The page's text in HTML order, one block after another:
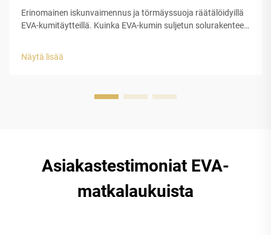
Erinomainen iskunvaimennus ja törmäyssuoja räätälöidyillä
EVA-kumitäytteillä. Kuinka EVA-kumin suljetun solurakenteen
juuri rakenteensa ansiosta. Tässä...
Näytä lisää
Asiakastestimoniat EVA-
matkalaukuista